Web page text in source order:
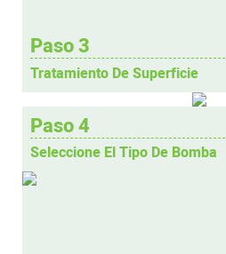
Paso 3
Tratamiento De Superficie
Paso 4
Seleccione El Tipo De Bomba